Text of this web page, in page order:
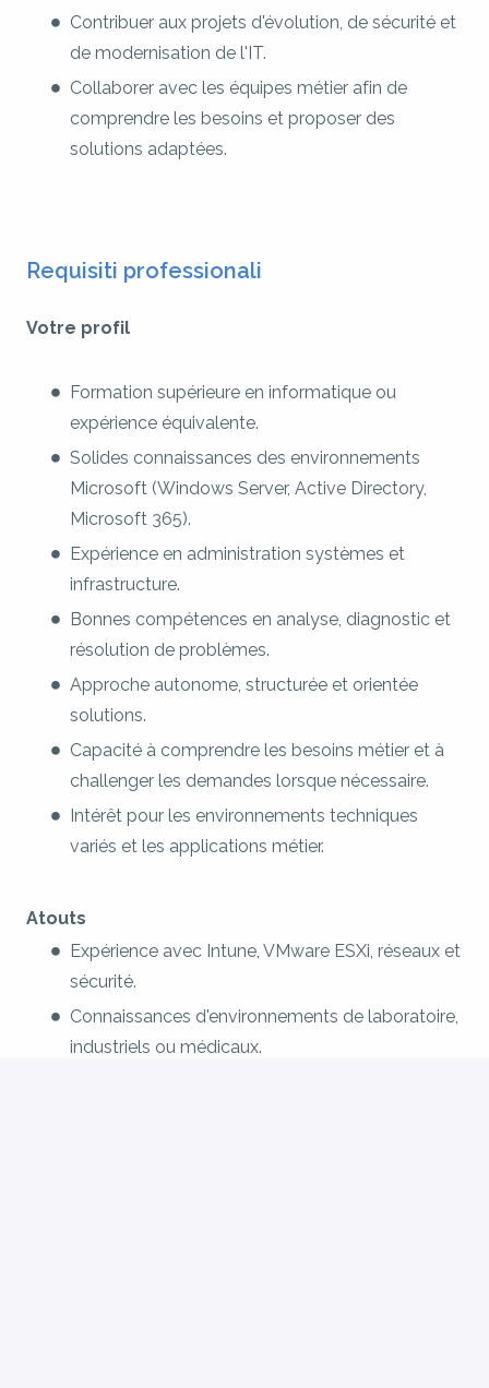
Contribuer aux projets d'évolution, de sécurité et
de modernisation de l'IT.
Collaborer avec les équipes métier afin de
comprendre les besoins et proposer des
solutions adaptées.
Requisiti professionali
Votre profil
Formation supérieure en informatique ou
expérience équivalente.
Solides connaissances des environnements
Microsoft (Windows Server, Active Directory,
Microsoft 365).
Expérience en administration systèmes et
infrastructure.
Bonnes compétences en analyse, diagnostic et
résolution de problèmes.
Approche autonome, structurée et orientée
solutions.
Capacité à comprendre les besoins métier et à
challenger les demandes lorsque nécessaire.
Intérêt pour les environnements techniques
variés et les applications métier.
Atouts
Expérience avec Intune, VMware ESXi, réseaux et
sécurité.
Connaissances d'environnements de laboratoire,
industriels ou médicaux.